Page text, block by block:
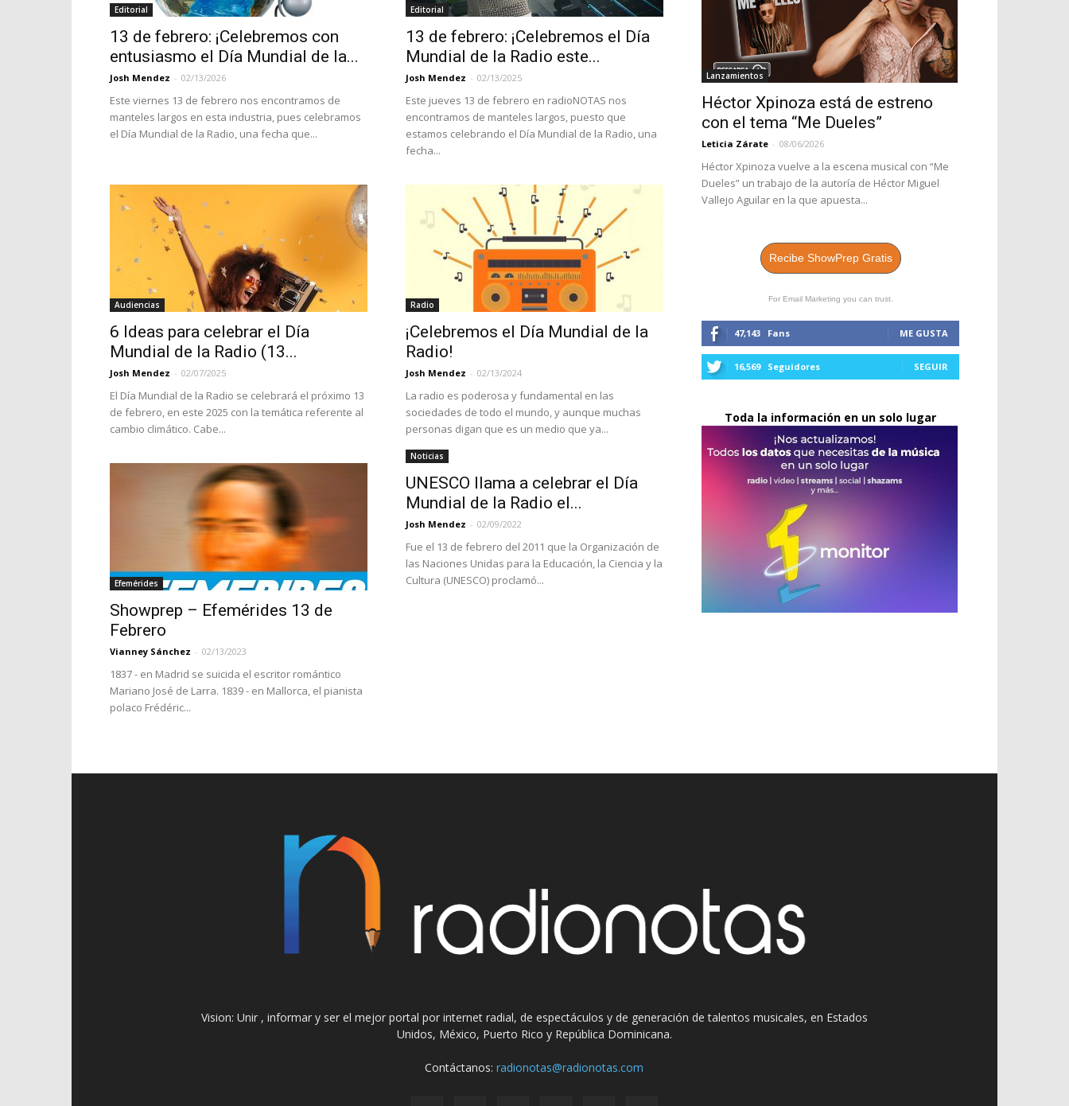
Editorial
13 de febrero: ¡Celebremos con
entusiasmo el Día Mundial de la...
Josh Mendez - 02/13/2026
Este viernes 13 de febrero nos encontramos de
manteles largos en esta industria, pues celebramos
el Día Mundial de la Radio, una fecha que...
Editorial
13 de febrero: ¡Celebremos el Día
Mundial de la Radio este...
Josh Mendez - 02/13/2025
Este jueves 13 de febrero en radioNOTAS nos
encontramos de manteles largos, puesto que
estamos celebrando el Día Mundial de la Radio, una
fecha...
Audiencias
6 Ideas para celebrar el Día
Mundial de la Radio (13...
Josh Mendez - 02/07/2025
El Día Mundial de la Radio se celebrará el próximo 13
de febrero, en este 2025 con la temática referente al
cambio climático. Cabe...
Radio
¡Celebremos el Día Mundial de la
Radio!
Josh Mendez - 02/13/2024
La radio es poderosa y fundamental en las
sociedades de todo el mundo, y aunque muchas
personas digan que es un medio que ya...
Efemérides
Showprep – Efemérides 13 de
Febrero
Vianney Sánchez - 02/13/2023
1837 - en Madrid se suicida el escritor romántico
Mariano José de Larra. 1839 - en Mallorca, el pianista
polaco Frédéric...
Noticias
UNESCO llama a celebrar el Día
Mundial de la Radio el...
Josh Mendez - 02/09/2022
Fue el 13 de febrero del 2011 que la Organización de
las Naciones Unidas para la Educación, la Ciencia y la
Cultura (UNESCO) proclamó...
Lanzamientos
Héctor Xpinoza está de estreno
con el tema “Me Dueles”
Leticia Zárate - 08/06/2026
Héctor Xpinoza vuelve a la escena musical con “Me
Dueles” un trabajo de la autoría de Héctor Miguel
Vallejo Aguilar en la que apuesta...
Recibe ShowPrep Gratis
For Email Marketing you can trust.
47,143 Fans ME GUSTA
16,569 Seguidores SEGUIR
Toda la información en un solo lugar
Vision: Unir , informar y ser el mejor portal por internet radial, de espectáculos y de generación de talentos musicales, en Estados
Unidos, México, Puerto Rico y República Dominicana.
Contáctanos:radionotas@radionotas.com